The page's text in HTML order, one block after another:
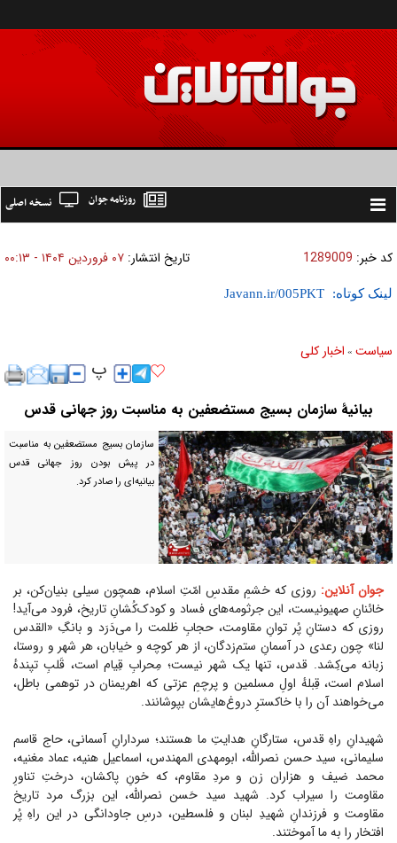
Toggle
نسخه اصلی روزنامه جوان
کد خبر: 1289009 تاریخ انتشار: ۰۷ فروردين ۱۴۰۴ - ۰۰:۱۳
لینک کوتاه:
سیاست » اخبار کلی
بیانیهٔ سازمان بسیج مستضعفین به مناسبت‌ روز جهانی قدس
سازمان بسیج مستضعفین به مناسبت
در پیش بودن روز جهانی قدس
بیانیه‌ای را صادر کرد.
جوان آنلاین: روزی که خشمِ مقدسِ امّتِ اسلام، همچون سیلی بنیان‌کن، بر
خائنانِ صهیونیست، این جرثومه‌های فساد و کودک‌کُشانِ تاریخ، فرود می‌آید!
روزی که دستانِ پُر توانِ مقاومت، حجابِ ظلمت را می‌دَرَد و بانگِ «القدس
لنا» چون رعدی در آسمانِ ستم‌زدگان، از هر کوچه و خیابان، هر شهر و روستا،
زبانه می‌کِشد. قدس، تنها یک شهر نیست؛ مِحرابِ قِیام است، قَلبِ تپندهٔ
اسلام است، قِبلهٔ اولِ مسلمین و پرچمِ عزتی که اهریمنان در توهمی باطل،
می‌خواهند آن را با خاکسترِ دروغ‌هایشان بپوشانند.
شهیدانِ راهِ قدس، ستارگانِ هدایتِ ما هستند؛ سردارانِ آسمانی، حاج قاسم
سلیمانی، سید حسن نصرالله، ابومهدی المهندس، اسماعیل هنیه، عماد مغنیه،
محمد ضیف و هزاران زن و مردِ مقاوم، که خونِ پاکشان، درختِ تناورِ
مقاومت را سیراب کرد. شهید سید حَسن نصرالله، این بزرگ مرد تاریخ
مقاومت و فرزندانِ شهیدِ لبنان و فلسطین، درسِ جاودانگی در این راهِ پُر
افتخار را به ما آموختند.